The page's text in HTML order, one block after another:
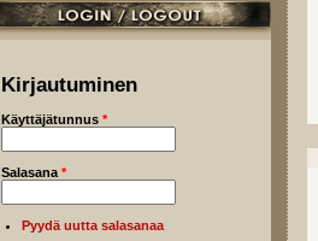
Kirjautuminen
Käyttäjätunnus *
Salasana *
Pyydä uutta salasanaa